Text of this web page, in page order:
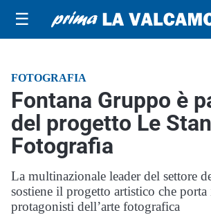
☰
FOTOGRAFIA
Fontana Gruppo è
del progetto Le
Fotografia
La multinazionale leader del settore
sostiene il progetto artistico che
protagonisti dell’arte fotografica